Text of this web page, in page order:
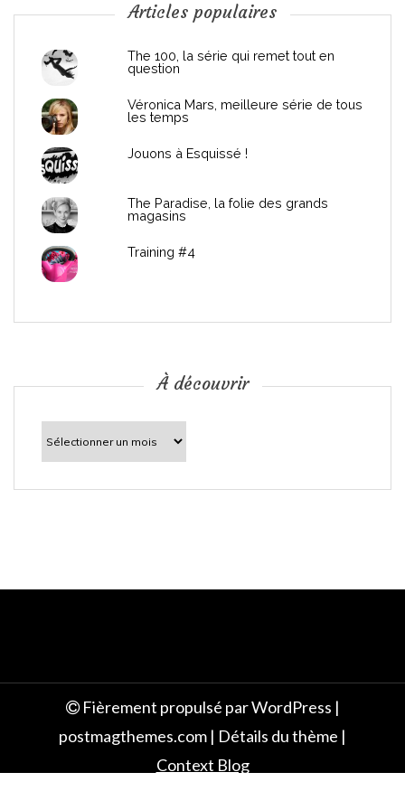
n
c
Articles populaires
The 100, la série qui remet tout en
question
Véronica Mars, meilleure série de tous
les temps
Jouons à Esquissé !
The Paradise, la folie des grands
magasins
Training #4
À découvrir
découvrir
Fièrement propulsé par WordPress |
postmagthemes.com | Détails du thème |
Context Blog